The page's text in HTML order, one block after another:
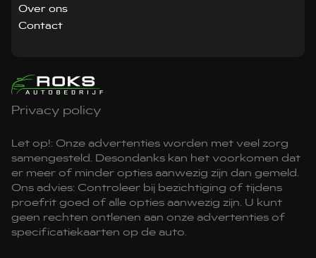
Over ons
Contact
Privacy policy
Let op!: Onze advertenties worden met veel zorg
samengesteld. Desondanks kan het voorkomen dat
er meer of minder opties aanwezig zijn dan gemeld.
Ons advies: Controleer bij bezichtiging of tijdens
proefrit goed of alle opties aanwezig zijn. U kunt
geen rechten ontlenen aan onze advertenties of
specificatiekaarten op de auto.